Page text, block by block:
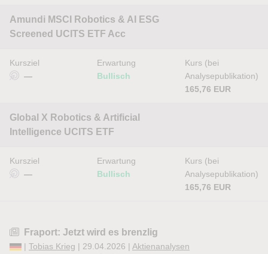
Amundi MSCI Robotics & AI ESG
Screened UCITS ETF Acc
Kursziel
—
Erwartung
Bullisch
Kurs (bei
Analysepublikation)
165,76 EUR
Global X Robotics & Artificial
Intelligence UCITS ETF
Kursziel
—
Erwartung
Bullisch
Kurs (bei
Analysepublikation)
165,76 EUR
Fraport: Jetzt wird es brenzlig
| Tobias Krieg | 29.04.2026 | Aktienanalysen